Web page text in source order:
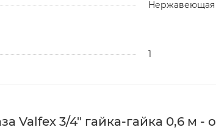
Нержавеющая
1
Valfex 3/4" гайка-гайка 0,6 м -